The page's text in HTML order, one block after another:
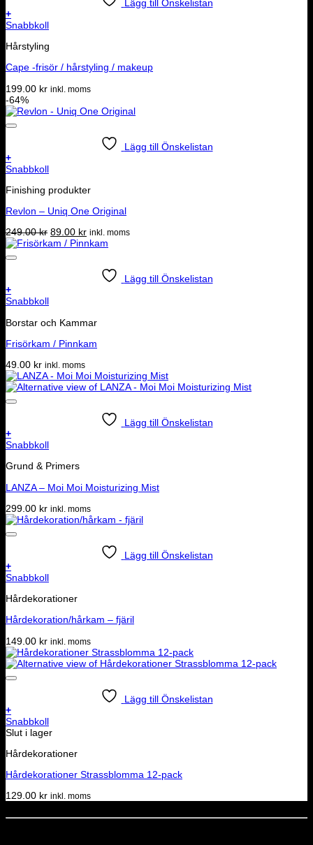
Lägg till Önskelistan
+
Snabbkoll
Hårstyling
Cape -frisör / hårstyling / makeup
199.00 kr inkl. moms
-64%
Lägg till Önskelistan
+
Snabbkoll
Finishing produkter
Revlon – Uniq One Original
249.00kr Det
ursprungliga
89.00 krDet
nuvarande
89.00 kr.
inkl. moms
Lägg till Önskelistan
+
Snabbkoll
Borstar och Kammar
Frisörkam / Pinnkam
49.00 kr inkl. moms
Lägg till Önskelistan
+
Snabbkoll
Grund & Primers
LANZA – Moi Moi Moisturizing Mist
299.00 kr inkl. moms
Lägg till Önskelistan
+
Snabbkoll
Hårdekorationer
Hårdekoration/hårkam – fjäril
149.00 kr inkl. moms
Lägg till Önskelistan
+
Snabbkoll
Slut i lager
Hårdekorationer
Hårdekorationer Strassblomma 12-pack
129.00 kr inkl. moms